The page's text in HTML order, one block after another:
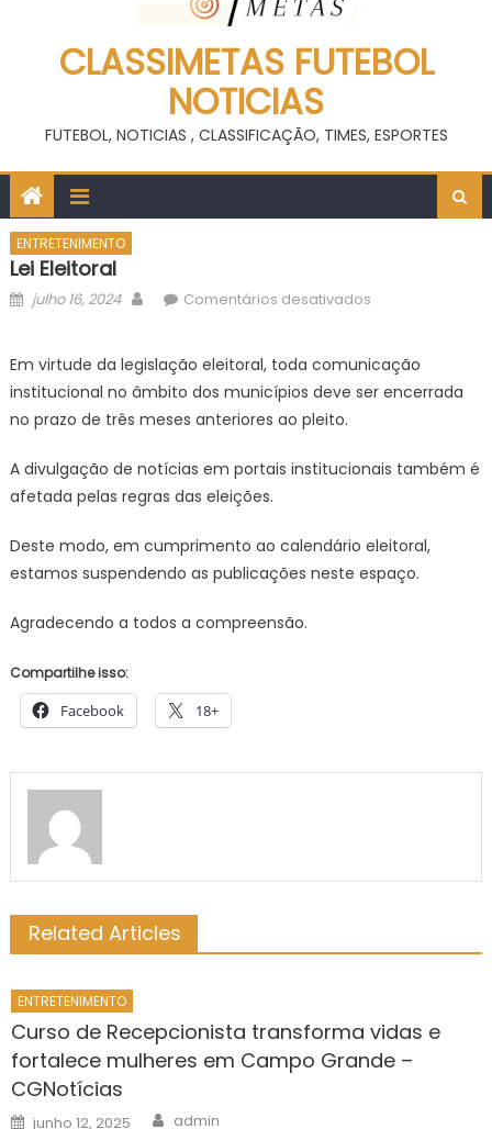
CLASSIMETAS FUTEBOL
NOTICIAS
FUTEBOL, NOTICIAS , CLASSIFICAÇÃO, TIMES, ESPORTES
ENTRETENIMENTO
Lei Eleitoral
Posted
julho 16, 2024 AuthorComentários desativadosem
Em virtude da legislação eleitoral, toda comunicação
institucional no âmbito dos municípios deve ser encerrada
no prazo de três meses anteriores ao pleito.
A divulgação de notícias em portais institucionais também é
afetada pelas regras das eleições.
Deste modo, em cumprimento ao calendário eleitoral,
estamos suspendendo as publicações neste espaço.
Agradecendo a todos a compreensão.
Compartilhe isso:
Facebook 18+
Related Articles
ENTRETENIMENTO
Curso de Recepcionista transforma vidas e
fortalece mulheres em Campo Grande –
CGNotícias
Posted
junho 12, 2025 Author
admin